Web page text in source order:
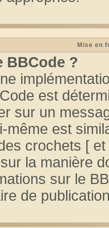
Mise en
BBCode ?
est
sur un
même est
crochets [
la manière
sur le
de